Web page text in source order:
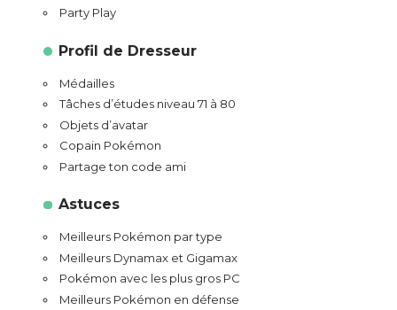
Party Play
Profil de Dresseur
Médailles
Tâches d’études niveau 71 à 80
Objets d’avatar
Copain Pokémon
Partage ton code ami
Astuces
Meilleurs Pokémon par type
Meilleurs Dynamax et Gigamax
Pokémon avec les plus gros PC
Meilleurs Pokémon en défense